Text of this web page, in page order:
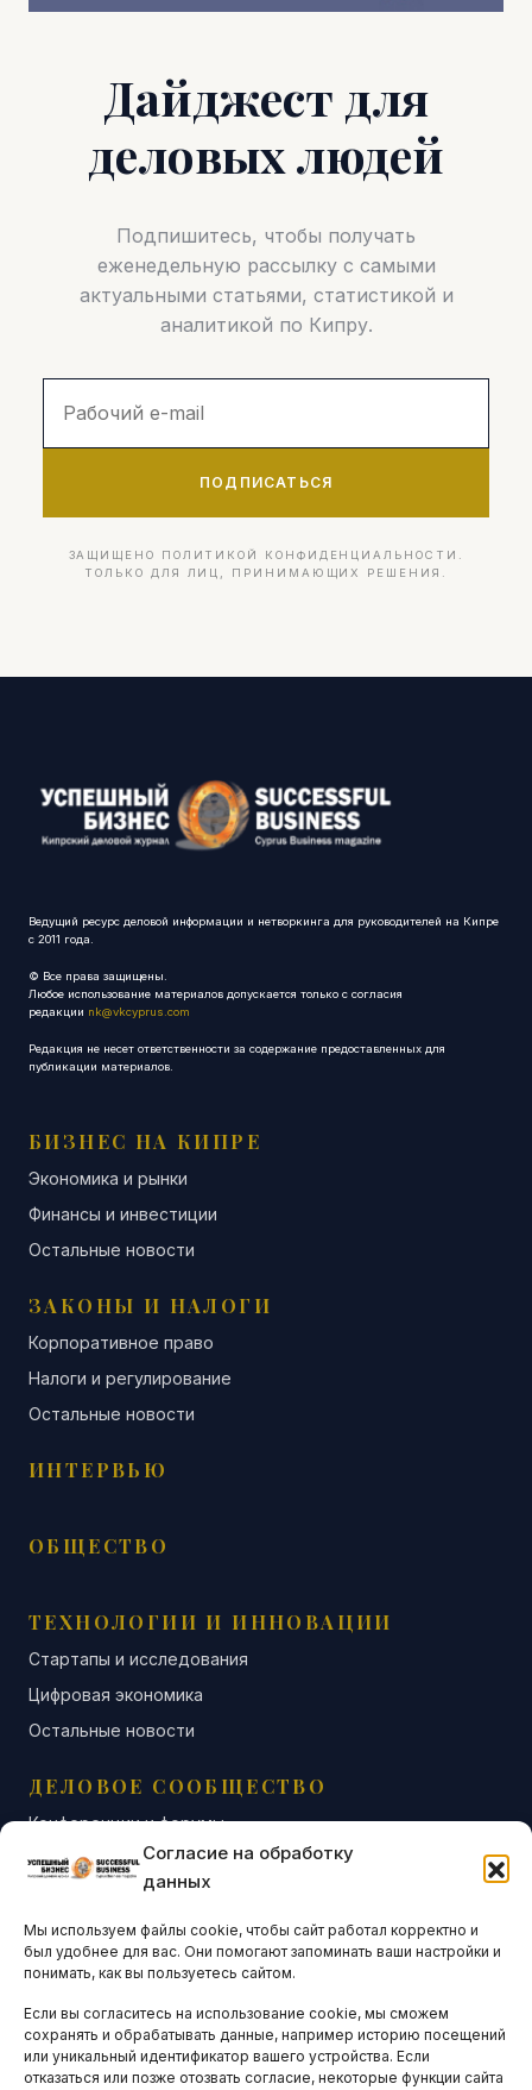
Согласие на обработку
данных
Мы используем файлы cookie, чтобы сайт работал корректно и
был удобнее для вас. Они помогают запоминать ваши настройки и
понимать, как вы пользуетесь сайтом.
Если вы согласитесь на использование cookie, мы сможем
сохранять и обрабатывать данные, например историю посещений
или уникальный идентификатор вашего устройства. Если
отказаться или позже отозвать согласие, некоторые функции сайта
Дайджест для
деловых людей
Подпишитесь, чтобы получать
еженедельную рассылку с самыми
актуальными статьями, статистикой и
аналитикой по Кипру.
ПОДПИСАТЬСЯ
ЗАЩИЩЕНО ПОЛИТИКОЙ КОНФИДЕНЦИАЛЬНОСТИ.
ТОЛЬКО ДЛЯ ЛИЦ, ПРИНИМАЮЩИХ РЕШЕНИЯ.
Ведущий ресурс деловой информации и нетворкинга для руководителей на Кипре
с 2011 года.
© Все права защищены.
Любое использование материалов допускается только с согласия
редакции nk@vkcyprus.com
Редакция не несет ответственности за содержание предоставленных для
публикации материалов.
БИЗНЕС НА КИПРЕ
Экономика и рынки
Финансы и инвестиции
Остальные новости
ЗАКОНЫ И НАЛОГИ
Корпоративное право
Налоги и регулирование
Остальные новости
ИНТЕРВЬЮ
ОБЩЕСТВО
ТЕХНОЛОГИИ И ИННОВАЦИИ
Стартапы и исследования
Цифровая экономика
Остальные новости
ДЕЛОВОЕ СООБЩЕСТВО
Конференции и форумы
Бизнес-клубы и ассоциации
Остальные новости
АНАЛИТИКА И СТАТИСТИКА
ARTICLES IN ENGLISH